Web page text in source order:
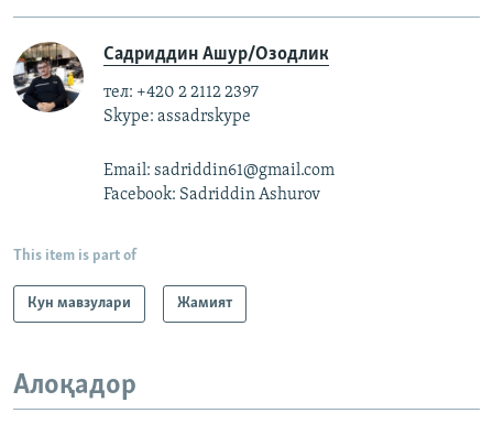
Садриддин Ашур/Озодлик
тел: +420 2 2112 2397
Skype: assadrskype
Email: sadriddin61@gmail.com
Facebook: Sadriddin Ashurov
This item is part of
Кун мавзулари Жамият
Алоқадор